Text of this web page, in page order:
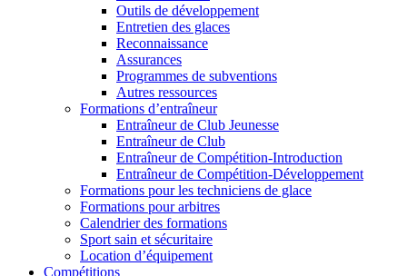
Outils de développement
Entretien des glaces
Reconnaissance
Assurances
Programmes de subventions
Autres ressources
Formations d’entraîneur
Entraîneur de Club Jeunesse
Entraîneur de Club
Entraîneur de Compétition-Introduction
Entraîneur de Compétition-Développement
Formations pour les techniciens de glace
Formations pour arbitres
Calendrier des formations
Sport sain et sécuritaire
Location d’équipement
Compétitions